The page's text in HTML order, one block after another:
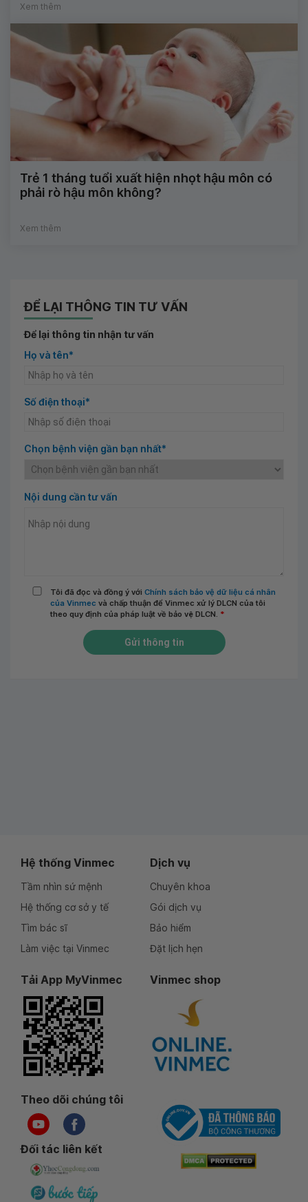
Xem thêm
Trẻ 1 tháng tuổi xuất hiện nhọt hậu môn có
phải rò hậu môn không?
Xem thêm
ĐỂ LẠI THÔNG TIN TƯ VẤN
Để lại thông tin nhận tư vấn
Họ và tên*
Số điện thoại*
Chọn bệnh viện gần bạn nhất*
Nội dung cần tư vấn
Tôi đã đọc và đồng ý với Chính sách bảo vệ dữ liệu cá nhân
của Vinmec và chấp thuận để Vinmec xử lý DLCN của tôi
theo quy định của pháp luật về bảo vệ DLCN. *
Gửi thông tin
Hệ thống Vinmec
Tầm nhìn sứ mệnh
Hệ thống cơ sở y tế
Tìm bác sĩ
Làm việc tại Vinmec
Dịch vụ
Chuyên khoa
Gói dịch vụ
Bảo hiểm
Đặt lịch hẹn
Tải App MyVinmec Vinmec shop
Theo dõi chúng tôi
Đối tác liên kết